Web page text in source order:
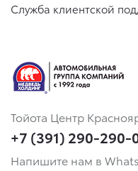
Служба клиентской
Тойота Центр
+7 (391) 290-290-
Напишите нам в